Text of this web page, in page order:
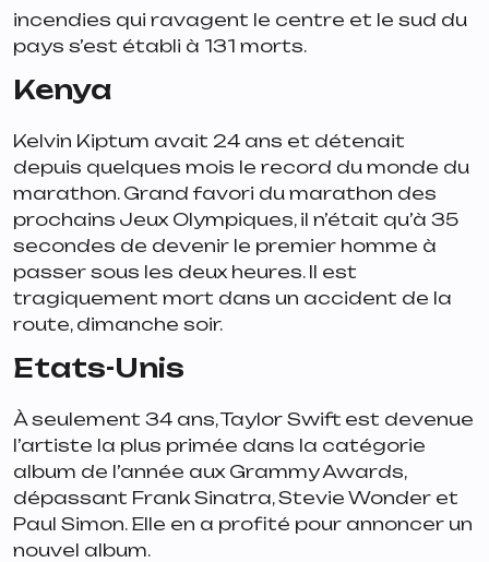
incendies qui ravagent le centre et le sud du
pays s’est établi à 131 morts.
Kenya
Kelvin Kiptum avait 24 ans et détenait
depuis quelques mois le record du monde du
marathon. Grand favori du marathon des
prochains Jeux Olympiques, il n’était qu’à 35
secondes de devenir le premier homme à
passer sous les deux heures. Il est
tragiquement mort dans un accident de la
route, dimanche soir.
Etats-Unis
À seulement 34 ans, Taylor Swift est devenue
l’artiste la plus primée dans la catégorie
album de l’année aux Grammy Awards,
dépassant Frank Sinatra, Stevie Wonder et
Paul Simon. Elle en a profité pour annoncer un
nouvel album.